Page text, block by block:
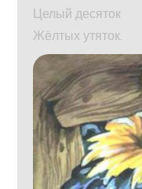
Целый десяток
Жёлтых утяток.